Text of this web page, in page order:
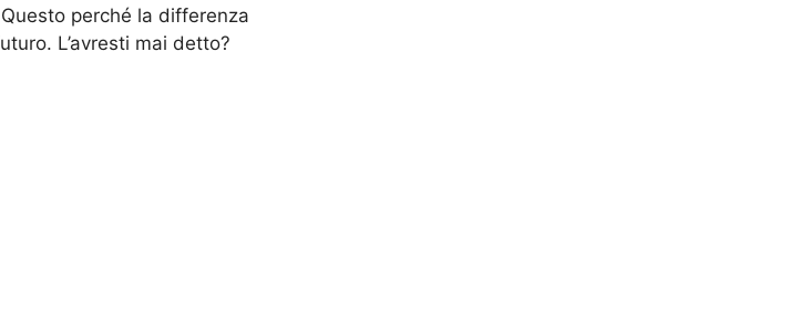
perché la differenza
L’avresti mai detto?